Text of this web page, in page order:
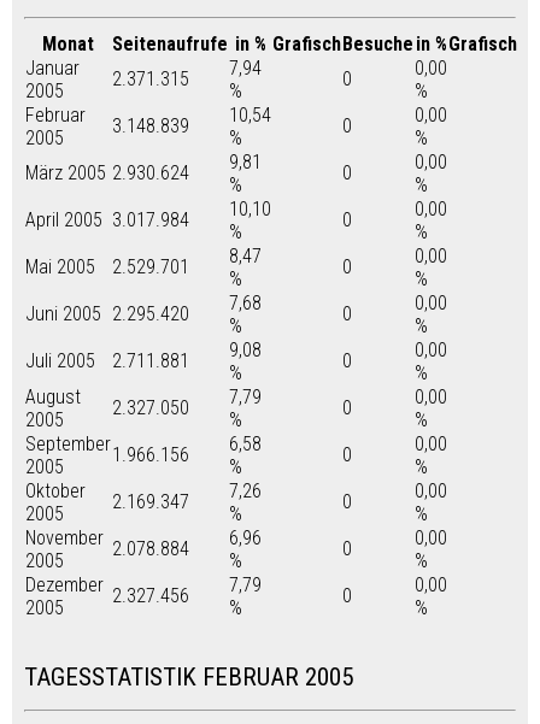
Monat Seitenaufrufe in % GrafischBesuche in %Grafisch
Januar
2005
2.371.315
7,94
%
0
0,00
%
Februar
2005
3.148.839
10,54
%
0
0,00
%
März 2005 2.930.624
9,81
%
0
0,00
%
April 2005 3.017.984
10,10
%
0
0,00
%
Mai 2005
2.529.701
8,47
%
0
0,00
%
Juni 2005 2.295.420
7,68
%
0
0,00
%
Juli 2005
2.711.881
9,08
%
0
0,00
%
August
2005
2.327.050
7,79
%
0
0,00
%
September
2005
1.966.156
6,58
%
0
0,00
%
Oktober
2005
2.169.347
7,26
%
0
0,00
%
November
2005
2.078.884
6,96
%
0
0,00
%
Dezember
2005
2.327.456
7,79
%
0
0,00
%
TAGESSTATISTIK FEBRUAR 2005